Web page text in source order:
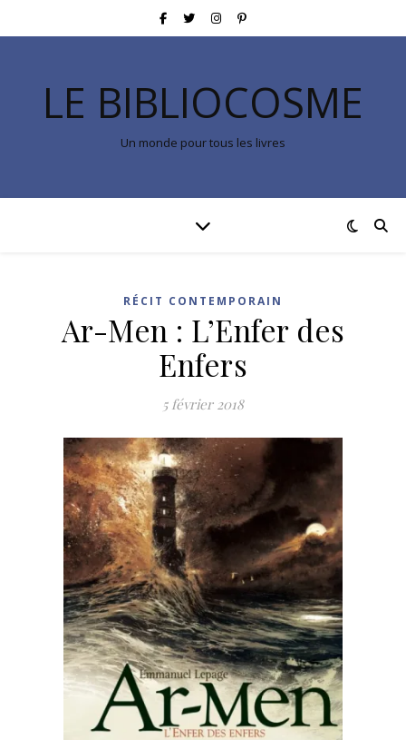
LE BIBLIOCOSME
Un monde pour tous les livres
RÉCIT CONTEMPORAIN
Ar-Men : L’Enfer des
Enfers
5 février 2018